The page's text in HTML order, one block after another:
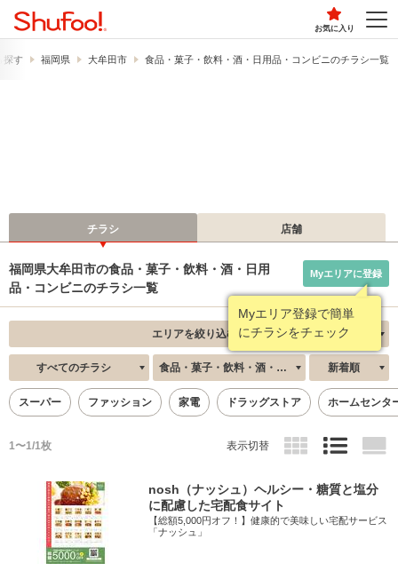
お気に入り
探す 福岡県 大牟田市 食品・菓子・飲料・酒・日用品・コンビニのチラシ一覧
チラシ 店舗
福岡県大牟田市の食品・菓子・飲料・酒・日用
品・コンビニのチラシ一覧
Myエリア登録で簡単
にチラシをチェック
Myエリアに登録
エリアを絞り込む
すべてのチラシ 食品・菓子・飲料・酒・日用品・コンビニ 新着順
スーパー ファッション 家電 ドラッグストア ホームセンタ
1〜1/1枚 表示切替
nosh（ナッシュ）ヘルシー・糖質と塩分
に配慮した宅配食サイト
【総額5,000円オフ！】健康的で美味しい宅配サービス
「ナッシュ」